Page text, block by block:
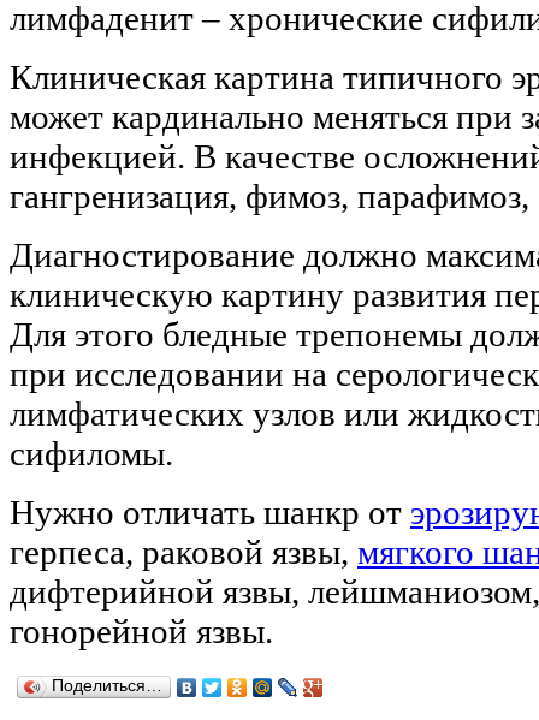
лимфаденит – хронические
Клиническая картина типичного
может кардинально меняться при
инфекцией. В качестве
гангренизация, фимоз,
Диагностирование должно
клиническую картину развития
Для этого бледные трепонемы
при исследовании на
лимфатических узлов или
сифиломы.
Нужно отличать шанкр от
герпеса, раковой язвы, мягкого
дифтерийной язвы,
гонорейной язвы.
Поделиться…